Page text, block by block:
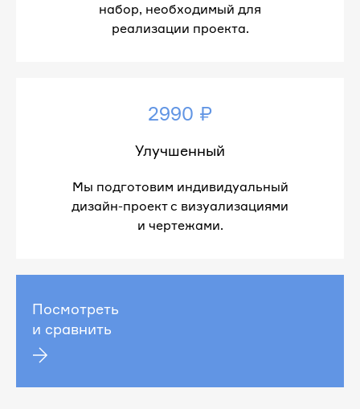
набор, необходимый для
реализации проекта.
2990 ₽
Улучшенный
Мы подготовим индивидуальный
дизайн-проект с визуализациями
и чертежами.
Посмотреть
и сравнить